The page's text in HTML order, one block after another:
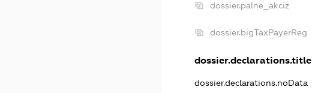
dossier.palne_akciz
dossier.bigTaxPayerReg
dossier.declarations.title
dossier.declarations.noData